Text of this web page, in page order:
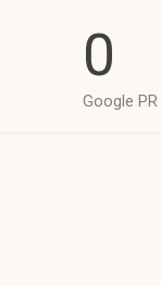
0
Google PR